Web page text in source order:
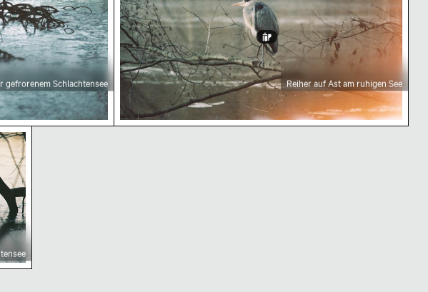
gefrorenem Schlachtensee Reiher auf Ast am ruhigen See